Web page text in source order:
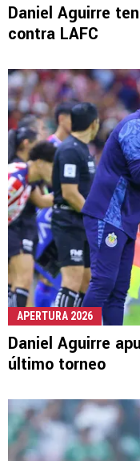
Daniel Aguirre
contra LAFC
APERTURA 2026
Daniel Aguirre
último torneo